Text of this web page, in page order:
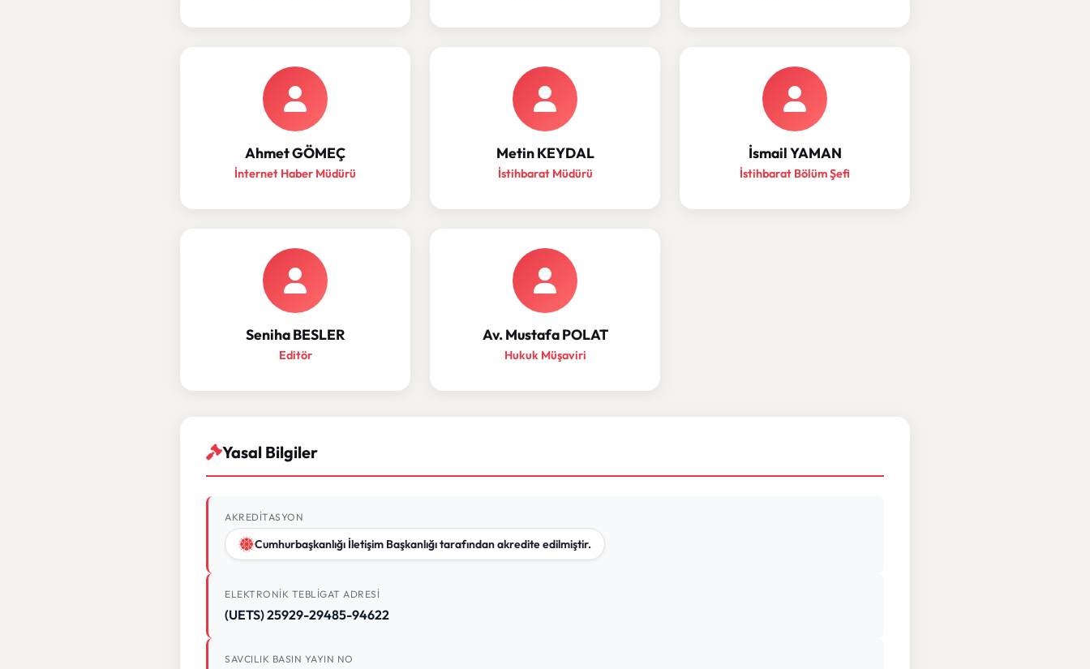
Ahmet GÖMEÇ
İnternet Haber Müdürü
Metin KEYDAL
İstihbarat Müdürü
İsmail YAMAN
İstihbarat Bölüm Şefi
Seniha BESLER
Editör
Av. Mustafa POLAT
Hukuk Müşaviri
Yasal Bilgiler
AKREDITASYON
Cumhurbaşkanlığı İletişim Başkanlığı tarafından akredite edilmiştir.
ELEKTRONIK TEBLIGAT ADRESI
(UETS) 25929-29485-94622
SAVCILIK BASIN YAYIN NO